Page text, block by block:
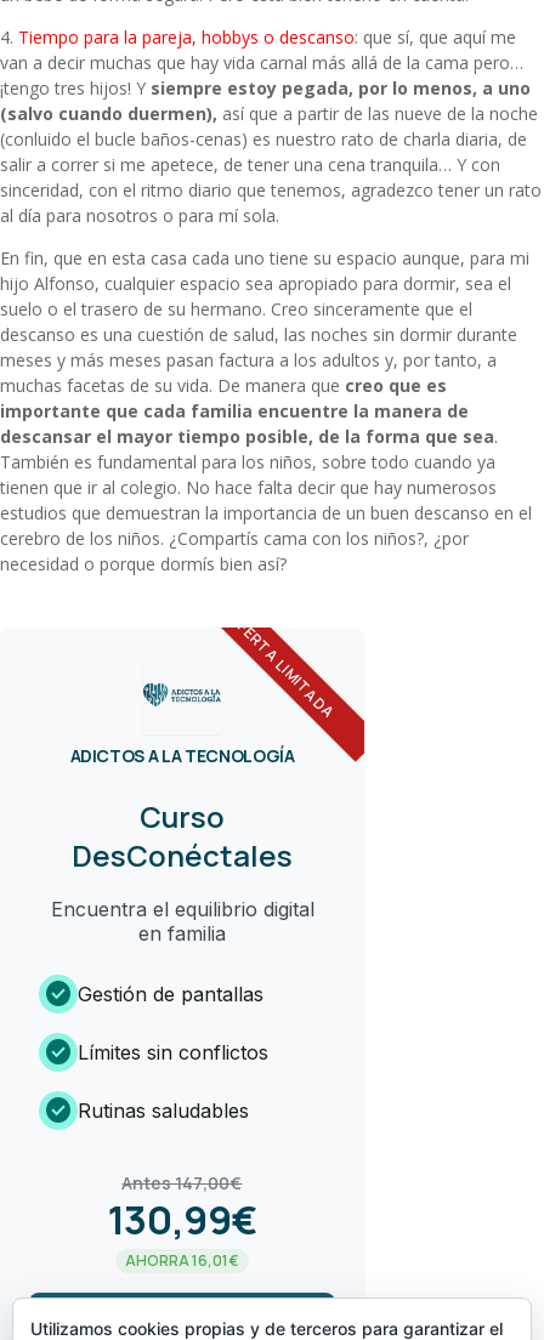
4. Tiempo para la pareja, hobbys o descanso: que sí, que aquí me
van a decir muchas que hay vida carnal más allá de la cama pero…
¡tengo tres hijos! Y siempre estoy pegada, por lo menos, a uno
(salvo cuando duermen), así que a partir de las nueve de la noche
(conluido el bucle baños-cenas) es nuestro rato de charla diaria, de
salir a correr si me apetece, de tener una cena tranquila… Y con
sinceridad, con el ritmo diario que tenemos, agradezco tener un rato
al día para nosotros o para mí sola.
En fin, que en esta casa cada uno tiene su espacio aunque, para mi
hijo Alfonso, cualquier espacio sea apropiado para dormir, sea el
suelo o el trasero de su hermano. Creo sinceramente que el
descanso es una cuestión de salud, las noches sin dormir durante
meses y más meses pasan factura a los adultos y, por tanto, a
muchas facetas de su vida. De manera que creo que es
importante que cada familia encuentre la manera de
descansar el mayor tiempo posible, de la forma que sea.
También es fundamental para los niños, sobre todo cuando ya
tienen que ir al colegio. No hace falta decir que hay numerosos
estudios que demuestran la importancia de un buen descanso en el
cerebro de los niños. ¿Compartís cama con los niños?, ¿por
necesidad o porque dormís bien así?
OFERTA LIMITADA
ADICTOS A LA TECNOLOGÍA
Curso
DesConéctales
Encuentra el equilibrio digital
en familia
check_circle Gestión de pantallas
check_circle Límites sin conflictos
check_circle Rutinas saludables
Antes 147,00€
130,99€
AHORRA 16,01€
¡LO QUIERO!arrow_forward
Utilizamos cookies propias y de terceros para garantizar el